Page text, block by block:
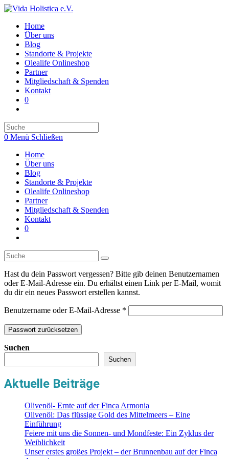
Zum
springenHome
Über uns
Blog
Standorte & Projekte
Olealife Onlineshop
Partner
Mitgliedschaft & Spenden
Kontakt
0
search
0 Menü Schließen
Home
Über uns
Blog
Standorte & Projekte
Olealife Onlineshop
Partner
Mitgliedschaft & Spenden
Kontakt
0
search
Hast du dein Passwort vergessen? Bitte gib deinen Benutzernamen
oder E-Mail-Adresse ein. Du erhältst einen Link per E-Mail, womit
du dir ein neues Passwort erstellen kannst.
Benutzername oder E-Mail-Adresse *
Passwort zurücksetzen
Suchen
Suchen
Aktuelle Beiträge
Olivenöl- Ernte auf der Finca Armonia
Olivenöl: Das flüssige Gold des Mittelmeers – Eine
Einführung
Feiere mit uns die Sonnen- und Mondfeste: Ein Zyklus der
Weiblichkeit
Unser erstes großes Projekt – der Brunnenbau auf der Finca